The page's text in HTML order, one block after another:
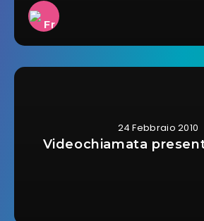
24 Febbraio 2010
Videochiamata